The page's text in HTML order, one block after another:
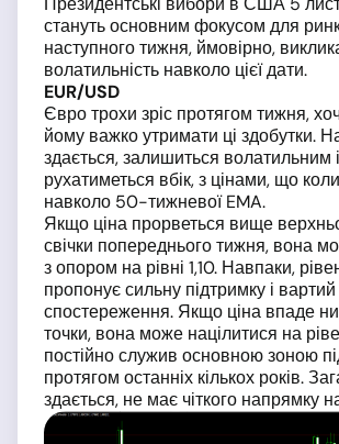
стануть основним фокусом для
наступного тижня, ймовірно,
волатильність навколо цієї дати.
EUR/USD
Євро трохи зріс протягом тижня,
йому важко утримати ці здобутки.
здається, залишиться волатильним і
рухатиметься вбік, з цінами, що
навколо 50-тижневої EMA.
Якщо ціна прорветься вище
свічки попереднього тижня, вона
з опором на рівні 1,10. Навпаки,
пропонує сильну підтримку і
спостереження. Якщо ціна впаде
точки, вона може націлитися на
постійно служив основною зоною
протягом останніх кількох років.
здається, не має чіткого напрямку